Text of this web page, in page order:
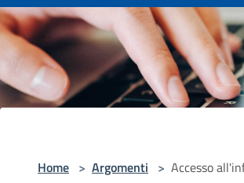
Home > Argomenti > Accesso